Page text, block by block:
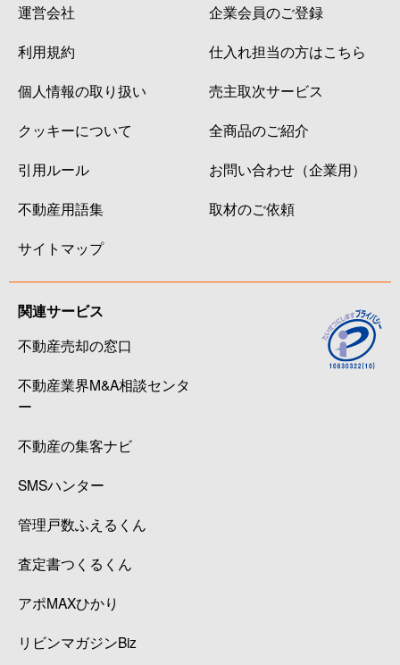
運営会社
利用規約
個人情報の取り扱い
クッキーについて
引用ルール
不動産用語集
サイトマップ
企業会員のご登録
仕入れ担当の方はこちら
売主取次サービス
全商品のご紹介
お問い合わせ（企業用）
取材のご依頼
関連サービス
不動産売却の窓口
不動産業界M&A相談センタ
ー
不動産の集客ナビ
SMSハンター
管理戸数ふえるくん
査定書つくるくん
アポMAXひかり
リビンマガジンBiz